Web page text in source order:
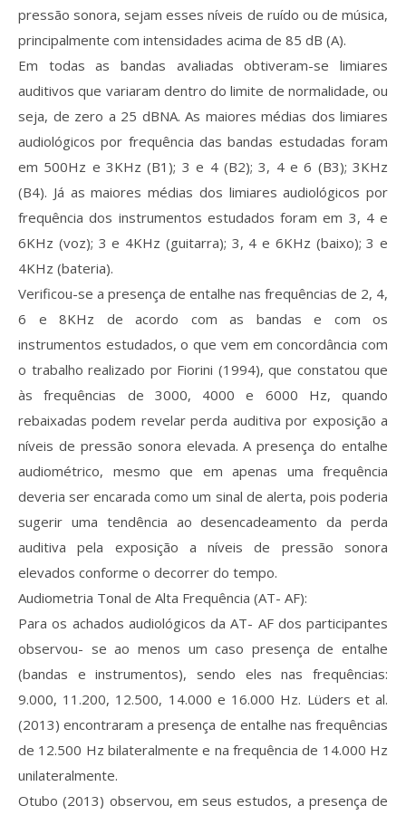
pressão sonora, sejam esses níveis de ruído ou de música,
principalmente com intensidades acima de 85 dB (A).
Em todas as bandas avaliadas obtiveram-se limiares
auditivos que variaram dentro do limite de normalidade, ou
seja, de zero a 25 dBNA. As maiores médias dos limiares
audiológicos por frequência das bandas estudadas foram
em 500Hz e 3KHz (B1); 3 e 4 (B2); 3, 4 e 6 (B3); 3KHz
(B4). Já as maiores médias dos limiares audiológicos por
frequência dos instrumentos estudados foram em 3, 4 e
6KHz (voz); 3 e 4KHz (guitarra); 3, 4 e 6KHz (baixo); 3 e
4KHz (bateria).
Verificou-se a presença de entalhe nas frequências de 2, 4,
6 e 8KHz de acordo com as bandas e com os
instrumentos estudados, o que vem em concordância com
o trabalho realizado por Fiorini (1994), que constatou que
às frequências de 3000, 4000 e 6000 Hz, quando
rebaixadas podem revelar perda auditiva por exposição a
níveis de pressão sonora elevada. A presença do entalhe
audiométrico, mesmo que em apenas uma frequência
deveria ser encarada como um sinal de alerta, pois poderia
sugerir uma tendência ao desencadeamento da perda
auditiva pela exposição a níveis de pressão sonora
elevados conforme o decorrer do tempo.
Audiometria Tonal de Alta Frequência (AT- AF):
Para os achados audiológicos da AT- AF dos participantes
observou- se ao menos um caso presença de entalhe
(bandas e instrumentos), sendo eles nas frequências:
9.000, 11.200, 12.500, 14.000 e 16.000 Hz. Lüders et al.
(2013) encontraram a presença de entalhe nas frequências
de 12.500 Hz bilateralmente e na frequência de 14.000 Hz
unilateralmente.
Otubo (2013) observou, em seus estudos, a presença de